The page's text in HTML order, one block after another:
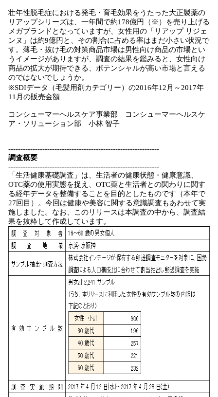
壮年性脱毛症における発毛・育毛効果をうたった大正製薬の
リアップシリーズは、一年間で約178億円（※）を売り上げる
メガブランドとなっていますが、女性用の「リアップ リジェ
ンヌ」は約9億円と、その割合に占める率はまだ小さい状況で
す。薄毛・抜け毛の対策商品市場は男性向け商品の市場とい
うイメージがありますが、調査の結果を鑑みると、女性向け
商品の拡大が期待できる、ポテンシャルが高い市場と言える
のではないでしょうか。
※SDIデータ（毛髪用剤カテゴリー）の2016年12月～2017年
11月の販売金額
コンシューマーヘルスケア事業部 コンシューマーヘルスケ
ア・ソリューション部 小林 智子
--------------------------------------------------------------
調査概要
--------------------------------------------------------------
「生活健康基礎調査」は、生活者の健康状態・健康意識、
OTC薬の使用実態を捉え、OTC薬と生活者との関わりに関す
る経年データを整備することを目的としたものです（本年で
27回目）。今回は健康や美容に関する意識調査もあわせて実
施しました。なお、このリリースは本調査の中から、調査結
果を抜粋して作成しています。